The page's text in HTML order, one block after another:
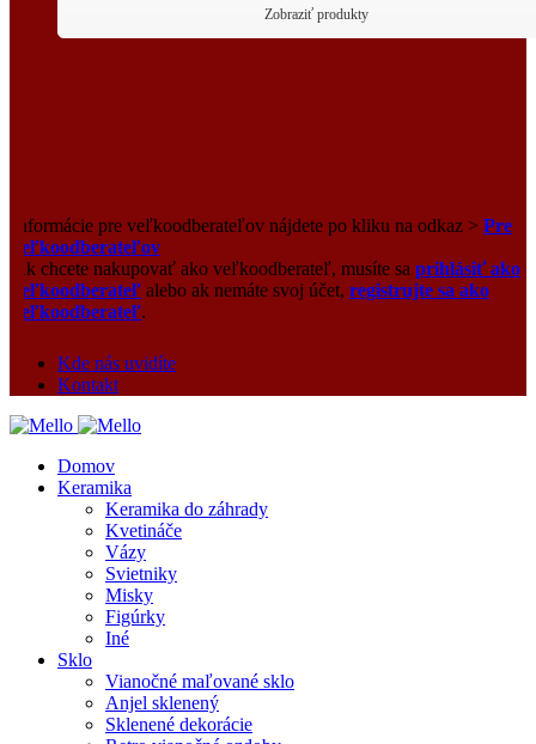
Zobraziť produkty
Informácie pre veľkoodberateľov nájdete po kliku na odkaz > Pre
veľkoodberateľov
Ak chcete nakupovať ako veľkoodberateľ, musíte sa prihlásiť ako
veľkoodberateľ alebo ak nemáte svoj účet, registrujte sa ako
veľkoodberateľ.
Kde nás uvidíte
Kontakt
Domov
Keramika
Keramika do záhrady
Kvetináče
Vázy
Svietniky
Misky
Figúrky
Iné
Sklo
Vianočné maľované sklo
Anjel sklenený
Sklenené dekorácie